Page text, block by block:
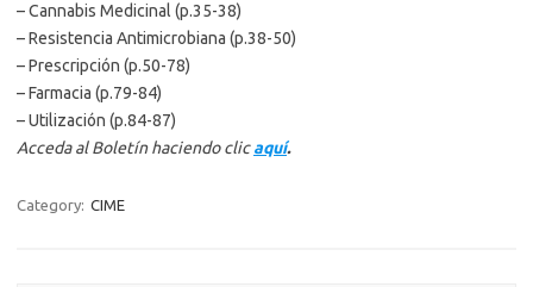
– Cannabis Medicinal (p.35-38)
– Resistencia Antimicrobiana (p.38-50)
– Prescripción (p.50-78)
– Farmacia (p.79-84)
– Utilización (p.84-87)
Acceda al Boletín haciendo clicaquí.
Category: CIME